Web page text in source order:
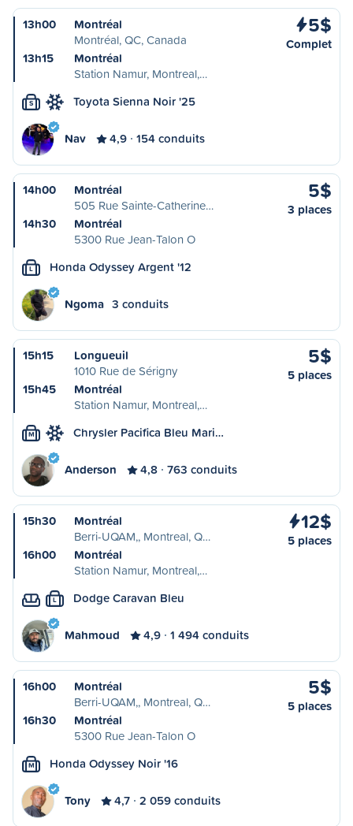
13h00
Montréal
Montréal, QC, Canada
13h15
Montréal
Station Namur, Montreal,…
5$
Complet
S Toyota Sienna Noir '25
Nav 4,9 154 conduits
14h00
Montréal
505 Rue Sainte-Catherine…
14h30
Montréal
5300 Rue Jean-Talon O
5$
3 places
L Honda Odyssey Argent '12
Ngoma 3 conduits
15h15
Longueuil
1010 Rue de Sérigny
15h45
Montréal
Station Namur, Montreal,…
5$
5 places
M Chrysler Pacifica Bleu Mari…
Anderson 4,8 763 conduits
15h30
Montréal
Berri-UQAM,, Montreal, Q…
16h00
Montréal
Station Namur, Montreal,…
12$
5 places
L Dodge Caravan Bleu
Mahmoud 4,9 1 494 conduits
16h00
Montréal
Berri-UQAM,, Montreal, Q…
16h30
Montréal
5300 Rue Jean-Talon O
5$
5 places
M Honda Odyssey Noir '16
Tony 4,7 2 059 conduits